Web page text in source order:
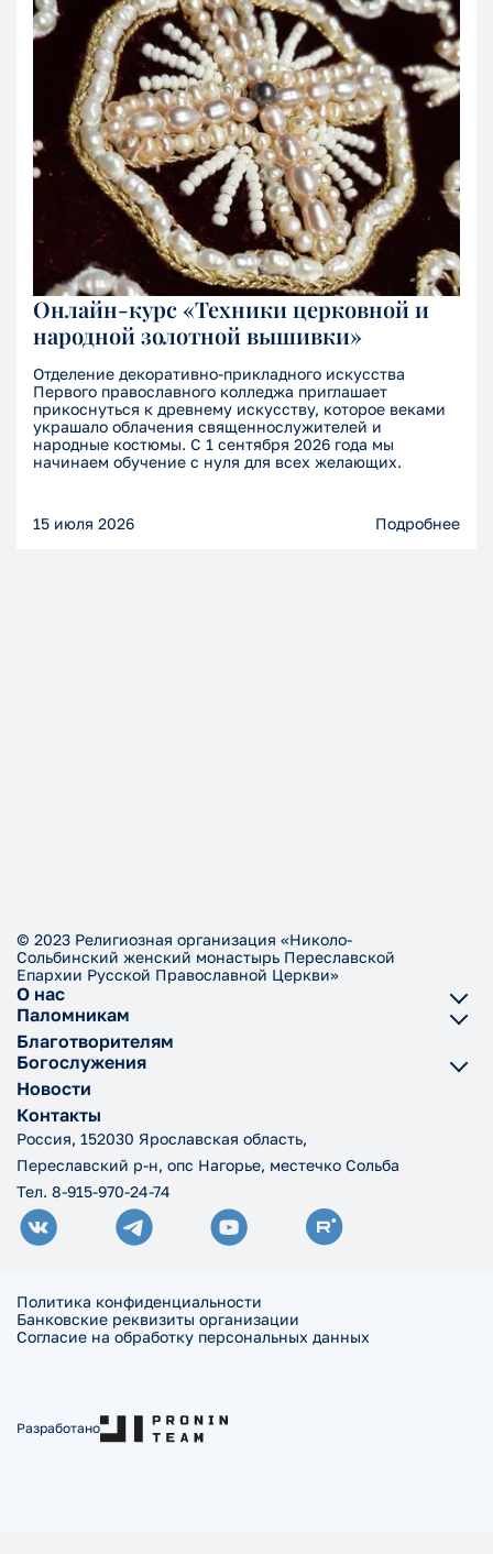
Онлайн-курс «Техники церковной и
народной золотной вышивки»
Отделение декоративно-прикладного искусства
Первого православного колледжа приглашает
прикоснуться к древнему искусству, которое веками
украшало облачения священнослужителей и
народные костюмы. С 1 сентября 2026 года мы
начинаем обучение с нуля для всех желающих.
15 июля 2026 Подробнее
© 2023 Религиозная организация «Николо-
Сольбинский женский монастырь Переславской
Епархии Русской Православной Церкви»
О нас
Паломникам
Благотворителям
Богослужения
Новости
Контакты
Россия, 152030 Ярославская область,
Переславский р-н, опс Нагорье, местечко Сольба
Тел. 8-915-970-24-74
Политика конфиденциальности
Банковские реквизиты организации
Согласие на обработку персональных данных
Разработано